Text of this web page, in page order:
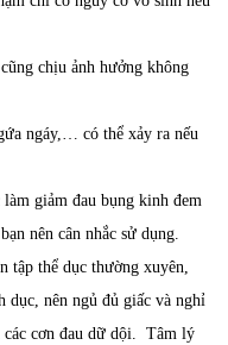
chịu ảnh hưởng không
ngáy,… có thể xảy ra nếu
giảm đau bụng kinh đem
nên cân nhắc sử dụng.
tập thể dục thường xuyên,
dục, nên ngủ đủ giấc và nghỉ
các cơn đau dữ dội. Tâm lý